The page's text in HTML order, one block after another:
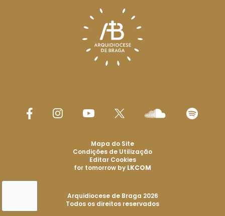
Arquidiocese de Braga 2026
Todos os direitos reservados
Mapa do Site
Condições de Utilização
Editar Cookies
for tomorrow by LKCOM